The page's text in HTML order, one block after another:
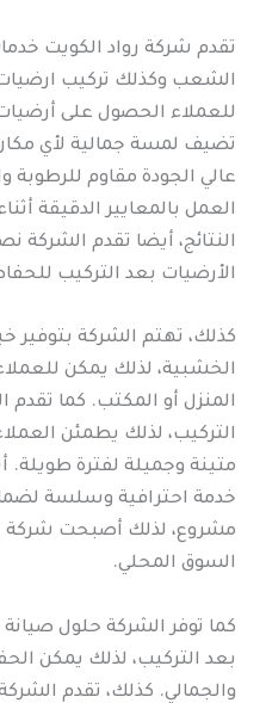
تقدم شركة رواد الكويت
الشعب وكذلك تركيب
للعملاء الحصول على
تضيف لمسة جمالية لأي
عالي الجودة مقاوم للرطوبة
العمل بالمعايير الدقيقة
النتائج، أيضا تقدم الشركة
الأرضيات بعد التركيب
كذلك، تهتم الشركة بتوفير
الخشبية، لذلك يمكن
المنزل أو المكتب. كما تقدم
التركيب، لذلك يطمئن
متينة وجميلة لفترة طويلة.
خدمة احترافية وسلسة
مشروع، لذلك أصبحت شركة
السوق المحلي.
كما توفر الشركة حلول
بعد التركيب، لذلك يمكن
والجمالي. كذلك، تقدم